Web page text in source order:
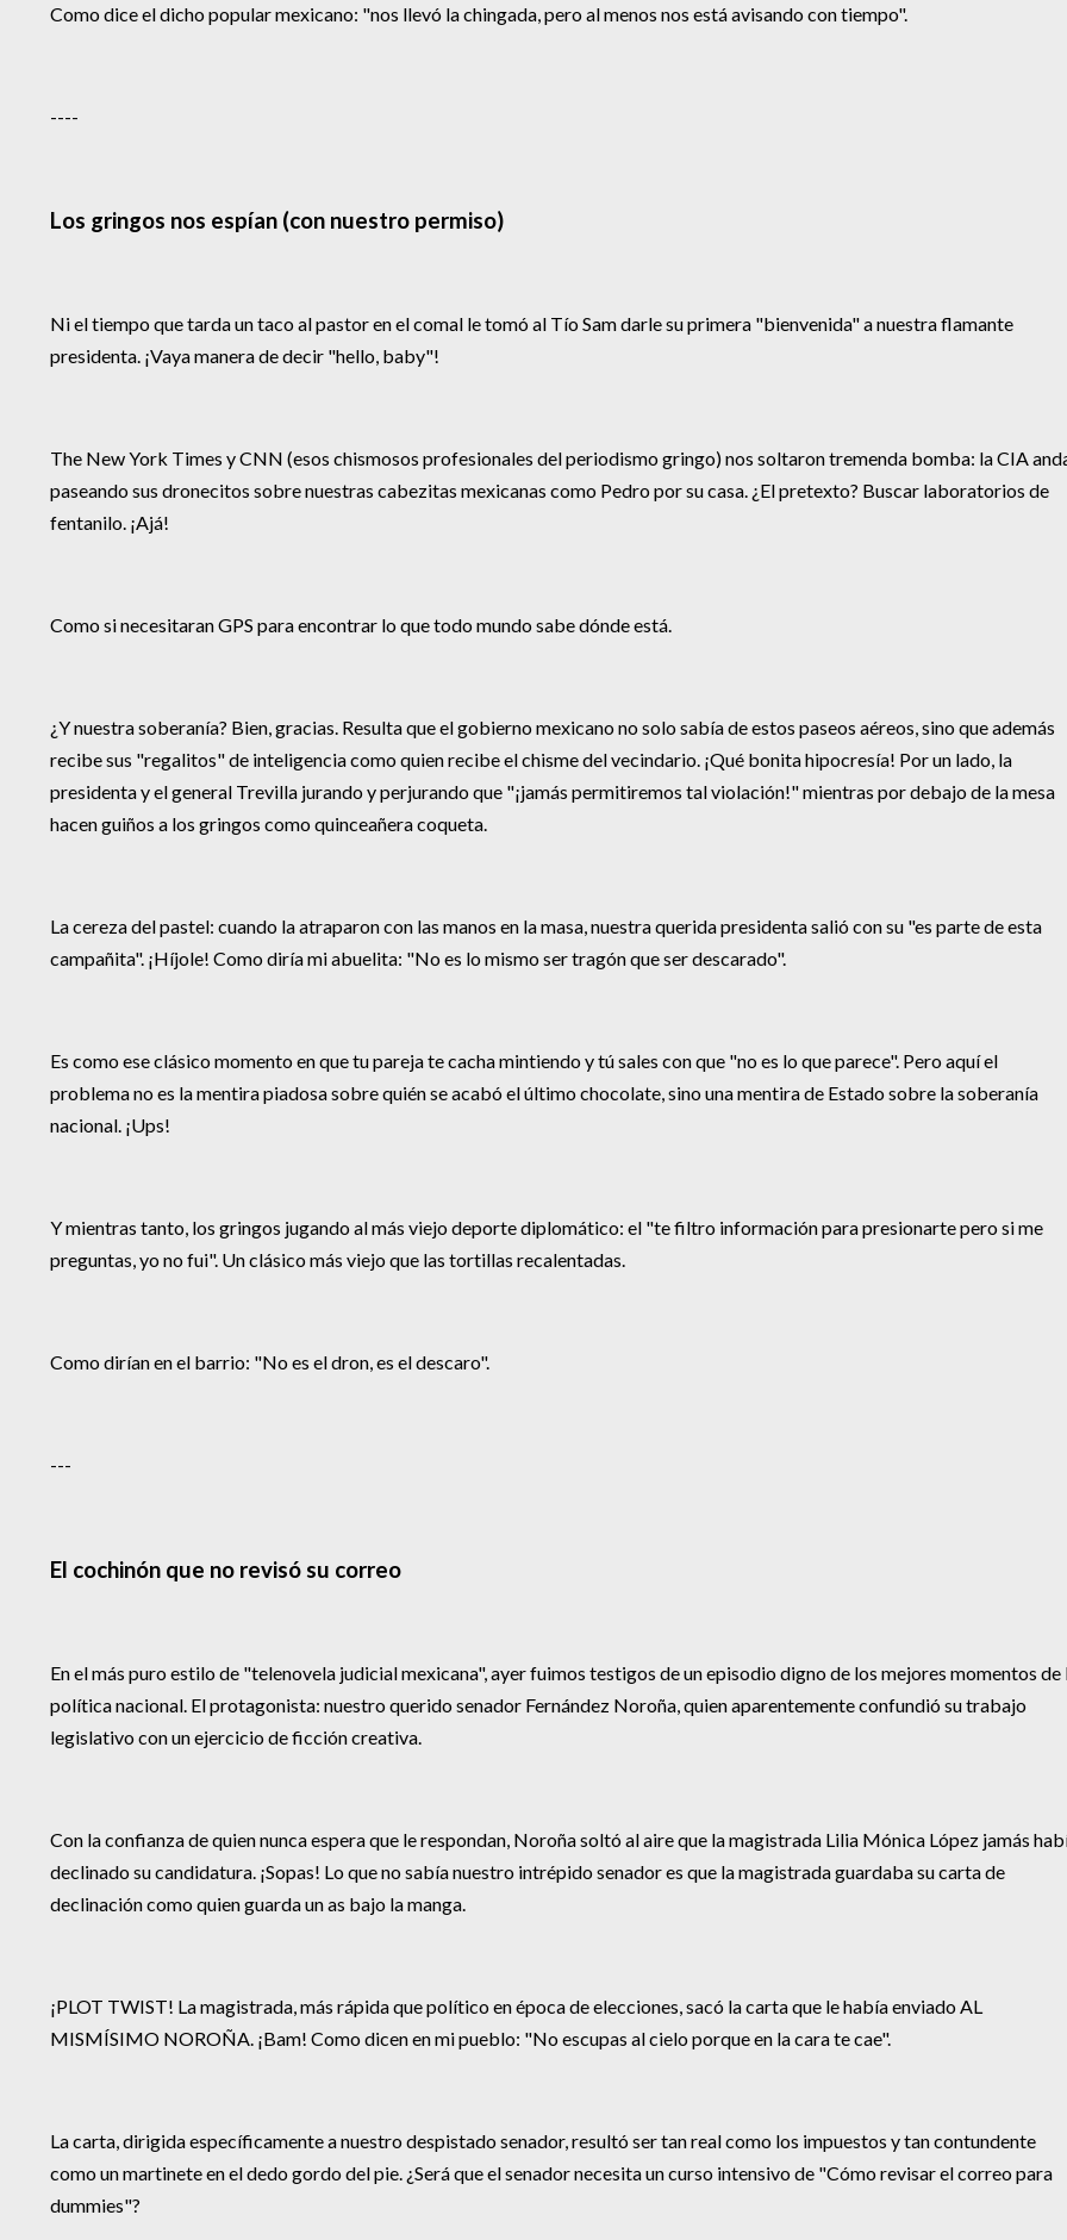
Como dice el dicho popular mexicano: "nos llevó la chingada, pero al menos nos está avisando con tiempo".
----
Los gringos nos espían (con nuestro permiso)
Ni el tiempo que tarda un taco al pastor en el comal le tomó al Tío Sam darle su primera "bienvenida" a nuestra flamante
presidenta. ¡Vaya manera de decir "hello, baby"!
The New York Times y CNN (esos chismosos profesionales del periodismo gringo) nos soltaron tremenda bomba: la CIA
paseando sus dronecitos sobre nuestras cabezitas mexicanas como Pedro por su casa. ¿El pretexto? Buscar laboratorios de
fentanilo. ¡Ajá!
Como si necesitaran GPS para encontrar lo que todo mundo sabe dónde está.
¿Y nuestra soberanía? Bien, gracias. Resulta que el gobierno mexicano no solo sabía de estos paseos aéreos, sino que además
recibe sus "regalitos" de inteligencia como quien recibe el chisme del vecindario. ¡Qué bonita hipocresía! Por un lado, la
presidenta y el general Trevilla jurando y perjurando que "¡jamás permitiremos tal violación!" mientras por debajo de la mesa
hacen guiños a los gringos como quinceañera coqueta.
La cereza del pastel: cuando la atraparon con las manos en la masa, nuestra querida presidenta salió con su "es parte de esta
campañita". ¡Híjole! Como diría mi abuelita: "No es lo mismo ser tragón que ser descarado".
Es como ese clásico momento en que tu pareja te cacha mintiendo y tú sales con que "no es lo que parece". Pero aquí el
problema no es la mentira piadosa sobre quién se acabó el último chocolate, sino una mentira de Estado sobre la soberanía
nacional. ¡Ups!
Y mientras tanto, los gringos jugando al más viejo deporte diplomático: el "te filtro información para presionarte pero si me
preguntas, yo no fui". Un clásico más viejo que las tortillas recalentadas.
Como dirían en el barrio: "No es el dron, es el descaro".
---
El cochinón que no revisó su correo
En el más puro estilo de "telenovela judicial mexicana", ayer fuimos testigos de un episodio digno de los mejores momentos de
política nacional. El protagonista: nuestro querido senador Fernández Noroña, quien aparentemente confundió su trabajo
legislativo con un ejercicio de ficción creativa.
Con la confianza de quien nunca espera que le respondan, Noroña soltó al aire que la magistrada Lilia Mónica López jamás
declinado su candidatura. ¡Sopas! Lo que no sabía nuestro intrépido senador es que la magistrada guardaba su carta de
declinación como quien guarda un as bajo la manga.
¡PLOT TWIST! La magistrada, más rápida que político en época de elecciones, sacó la carta que le había enviado AL
MISMÍSIMO NOROÑA. ¡Bam! Como dicen en mi pueblo: "No escupas al cielo porque en la cara te cae".
La carta, dirigida específicamente a nuestro despistado senador, resultó ser tan real como los impuestos y tan contundente
como un martinete en el dedo gordo del pie. ¿Será que el senador necesita un curso intensivo de "Cómo revisar el correo para
dummies"?